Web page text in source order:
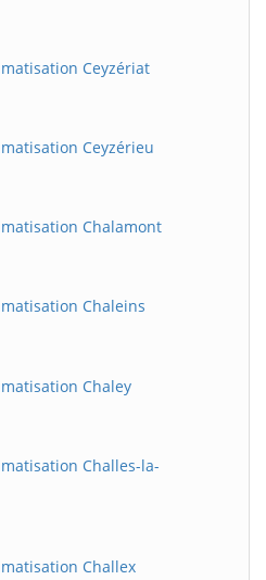
Ceyzériat
Ceyzérieu
Chalamont
Chaleins
Chaley
Challes-la-
Challex